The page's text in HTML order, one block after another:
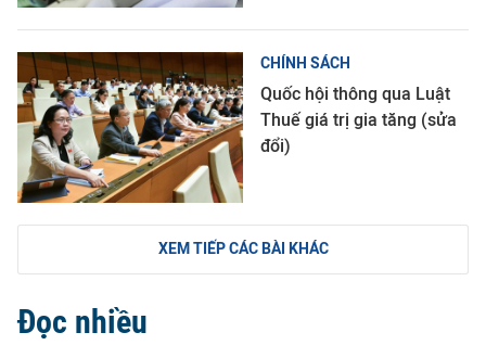
CHÍNH SÁCH
Quốc hội thông qua Luật
Thuế giá trị gia tăng (sửa
đổi)
XEM TIẾP CÁC BÀI KHÁC
Đọc nhiều